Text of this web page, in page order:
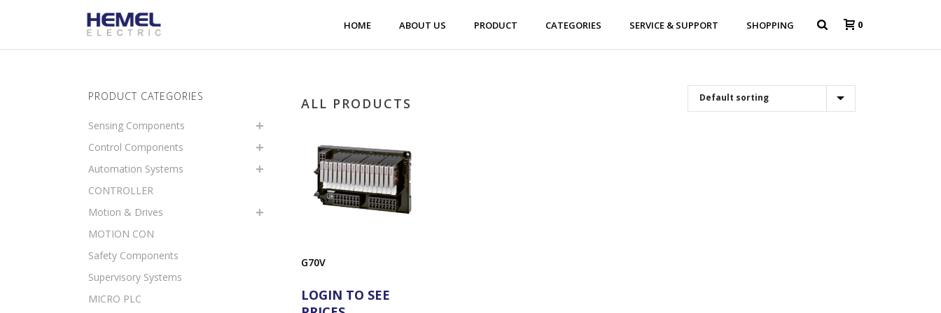
HOME ABOUT US PRODUCT CATEGORIES SERVICE & SUPPORT SHOPPING 0
ALL PRODUCTS
G70V
LOGIN TO SEE
PRODUCT CATEGORIES
Sensing Components
Control Components
Automation Systems
CONTROLLER
Motion & Drives
MOTION CON
Safety Components
Supervisory Systems
MICRO PLC